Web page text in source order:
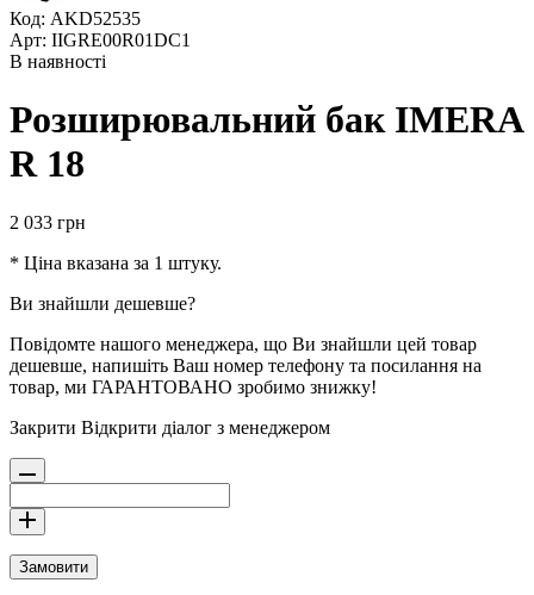
Код: AKD52535
Арт: IIGRE00R01DC1
В наявності
Розширювальний бак IMERA
R 18
2 033 грн
* Ціна вказана за 1 штуку.
Ви знайшли дешевше?
Повідомте нашого менеджера, що Ви знайшли цей товар
дешевше, напишіть Ваш номер телефону та посилання на
товар, ми ГАРАНТОВАНО зробимо знижку!
Закрити Відкрити діалог з менеджером
Замовити